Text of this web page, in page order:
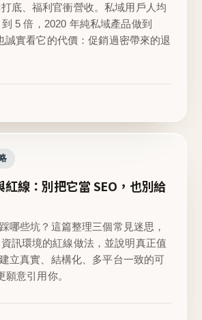
底、福利官衝營收。私域用戶人均
5 倍，2020 年純私域產品做到
誠實看它的代價：促銷過密帶來的退
紅線：別把它當 SEO，也別給
哪些坑？這篇整理三個常見迷思，
訊環境的紅線做法，並說明真正值
立真實、結構化、多平台一致的可
意引用你。